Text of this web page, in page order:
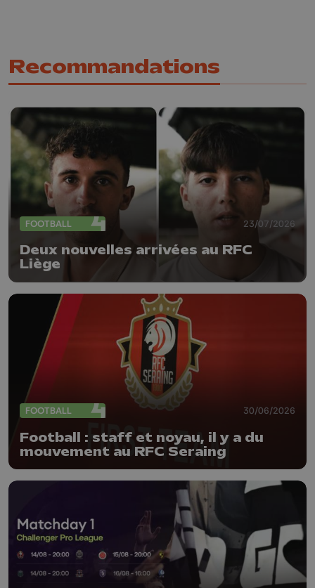
Recommandations
FOOTBALL 23/07/2026
Deux nouvelles arrivées au RFC
Liège
FOOTBALL 30/06/2026
Football : staff et noyau, il y a du
mouvement au RFC Seraing